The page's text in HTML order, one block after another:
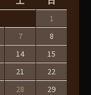
1
7
8
14
15
21
22
28
29